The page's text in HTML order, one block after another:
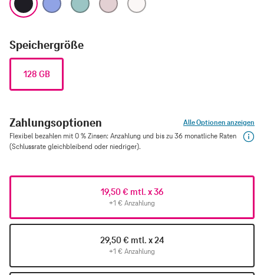
Speichergröße
128 GB
Zahlungsoptionen
Alle Optionen anzeigen
Flexibel bezahlen mit 0 % Zinsen: Anzahlung und bis zu 36 monatliche Raten
(Schlussrate gleichbleibend oder niedriger).
19,50 € mtl. x 36
+1 € Anzahlung
29,50 € mtl. x 24
+1 € Anzahlung